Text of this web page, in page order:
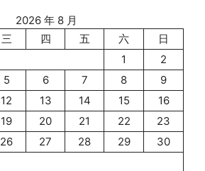
2026 年 8 月
三 四 五 六
日
1
2
5 6 7 8
9
12 13 14 15
16
19 20 21 22
23
26 27 28 29
30